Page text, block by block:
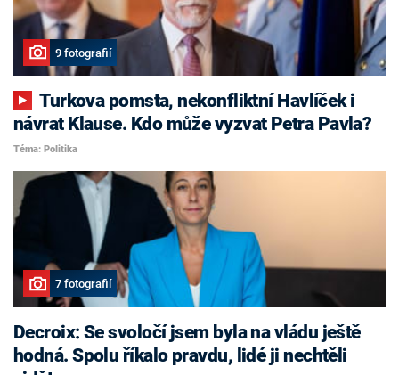
9 fotografií
Turkova pomsta, nekonfliktní Havlíček i
návrat Klause. Kdo může vyzvat Petra Pavla?
Téma: Politika
7 fotografií
Decroix: Se svoločí jsem byla na vládu ještě
hodná. Spolu říkalo pravdu, lidé ji nechtěli